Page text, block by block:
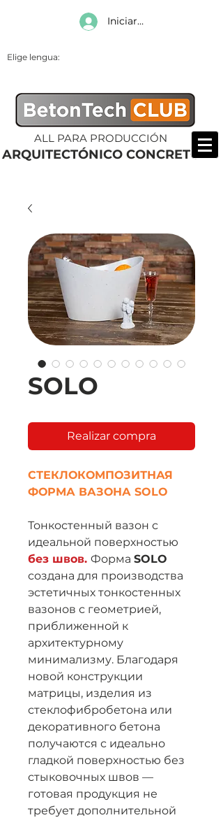
Iniciar sesión
Elige lengua:
ARQUITECTÓNICO CONCRETO
ALL PARA PRODUCCIÓN
SOLO
Realizar compra
СТЕКЛОКОМПОЗИТНАЯ
ФОРМА ВАЗОНА SOLO
Тонкостенный вазон с
идеальной поверхностью
без швов. Форма SOLO
создана для производства
эстетичных тонкостенных
вазонов с геометрией,
приближенной к
архитектурному
минимализму. Благодаря
новой конструкции
матрицы, изделия из
стеклофибробетона или
декоративного бетона
получаются с идеально
гладкой поверхностью без
стыковочных швов —
готовая продукция не
требует дополнительной